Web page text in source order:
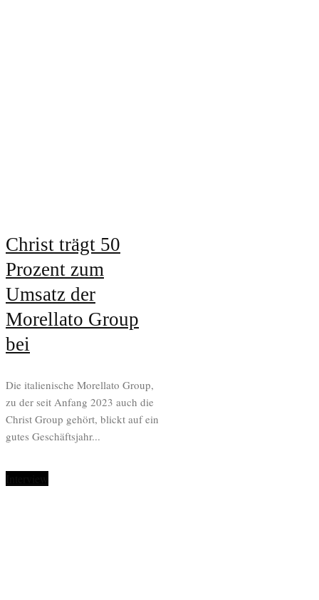
Christ trägt 50
Prozent zum
Umsatz der
Morellato Group
bei
Die italienische Morellato Group,
zu der seit Anfang 2023 auch die
Christ Group gehört, blickt auf ein
gutes Geschäftsjahr...